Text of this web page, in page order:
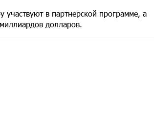
в партнерской программе, а
долларов.